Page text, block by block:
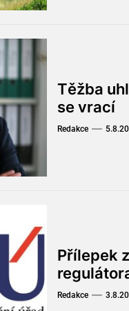
Těžba
se vrací
Redakce
Přílepek
Redakce